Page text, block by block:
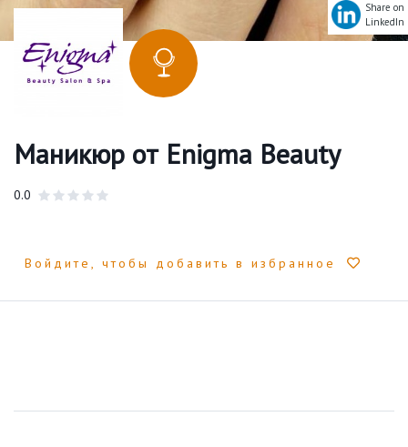
Маникюр от Enigma Beauty
0.0
Войдите, чтобы добавить в избранное
Share on
LinkedIn